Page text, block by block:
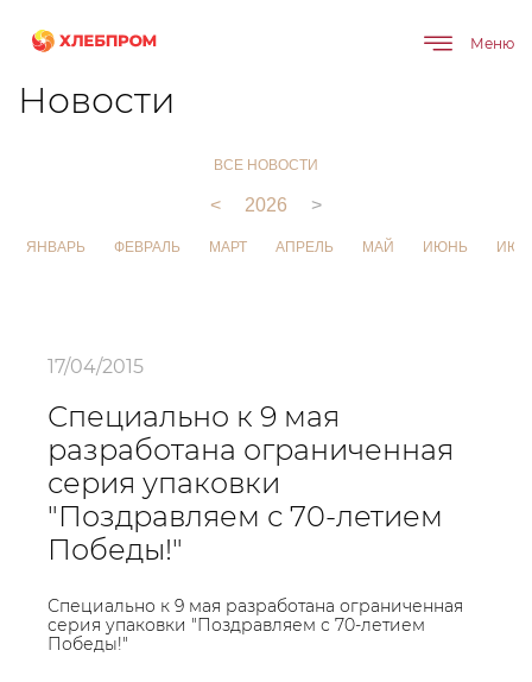
Меню
Главная О компании
Новости
ВСЕ НОВОСТИ
< 2026 >
ЯНВАРЬ ФЕВРАЛЬ МАРТ АПРЕЛЬ МАЙ ИЮНЬ
17/04/2015
Специально к 9 мая
разработана ограниченная
серия упаковки
"Поздравляем с 70-летием
Победы!"
Специально к 9 мая разработана ограниченная
серия упаковки "Поздравляем с 70-летием
Победы!"